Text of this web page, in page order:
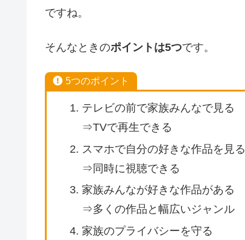
ですね。
そんなときのポイントは5つです。
5つのポイント
テレビの前で家族みんなで見る
⇒TVで再生できる
スマホで自分の好きな作品を見る
⇒同時に視聴できる
家族みんなが好きな作品がある
⇒多くの作品と幅広いジャンル
家族のプライバシーを守る